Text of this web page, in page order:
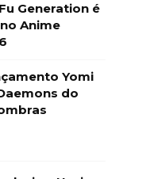
Generation é
Anime
Yomi
do